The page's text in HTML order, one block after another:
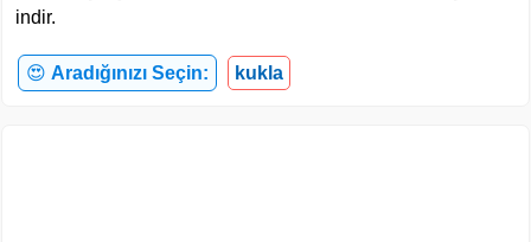
indir.
😍 Aradığınızı Seçin: kukla